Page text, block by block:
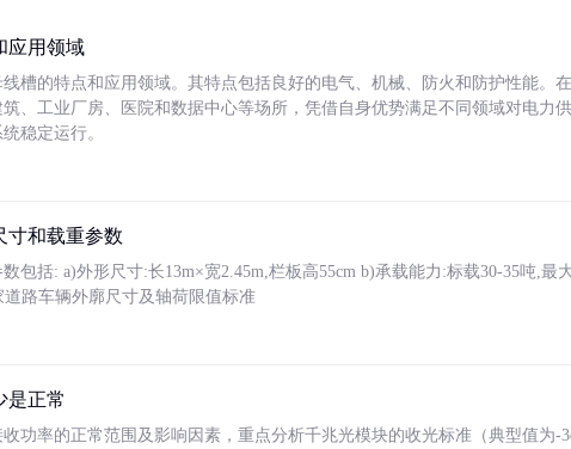
应用领域
槽的特点和应用领域。其特点包括良好的电气、机械、防火和防护性能。
、工业厂房、医院和数据中心等场所，凭借自身优势满足不同领域对电力
稳定运行。
寸和载重参数
包括: a)外形尺寸:长13m×宽2.45m,栏板高55cm b)承载能力:标载30-35吨,最
路车辆外廓尺寸及轴荷限值标准
是正常
功率的正常范围及影响因素，重点分析千兆光模块的收光标准（典型值为-